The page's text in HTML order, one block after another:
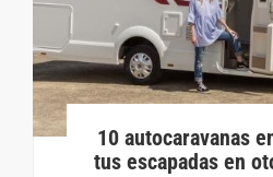
10 autocaravanas
tus escapadas en